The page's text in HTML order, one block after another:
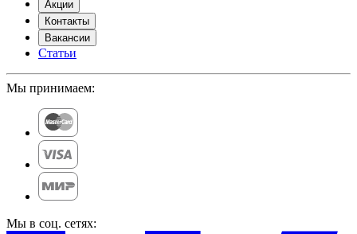
Акции
Контакты
Вакансии
Статьи
Мы принимаем:
Мы в соц. сетях: